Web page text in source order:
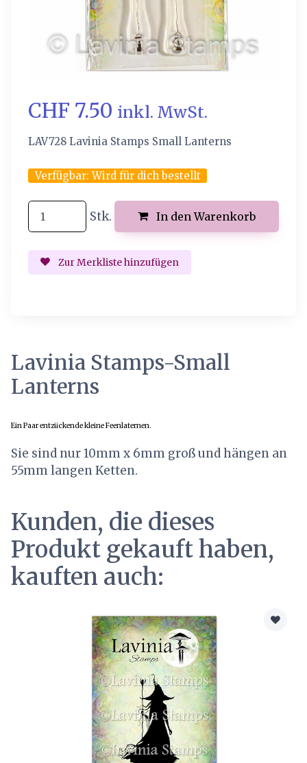
CHF 7.50 inkl. MwSt.
LAV728 Lavinia Stamps Small Lanterns
Verfügbar:Wird für dich bestellt
Stk. In den Warenkorb
Zur Merkliste hinzufügen
Lavinia Stamps-Small
Lanterns
Ein Paar entzückende kleine Feenlaternen.
Sie sind nur 10mm x 6mm groß und hängen an
55mm langen Ketten.
Kunden, die dieses
Produkt gekauft haben,
kauften auch: